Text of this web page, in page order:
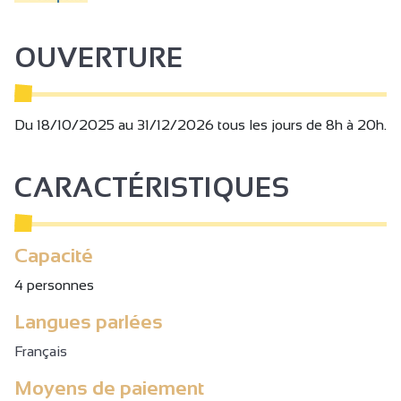
OUVERTURE
Du 18/10/2025 au 31/12/2026 tous les jours de 8h à 20h.
CARACTÉRISTIQUES
Capacité
4 personnes
Langues parlées
Français
Moyens de paiement